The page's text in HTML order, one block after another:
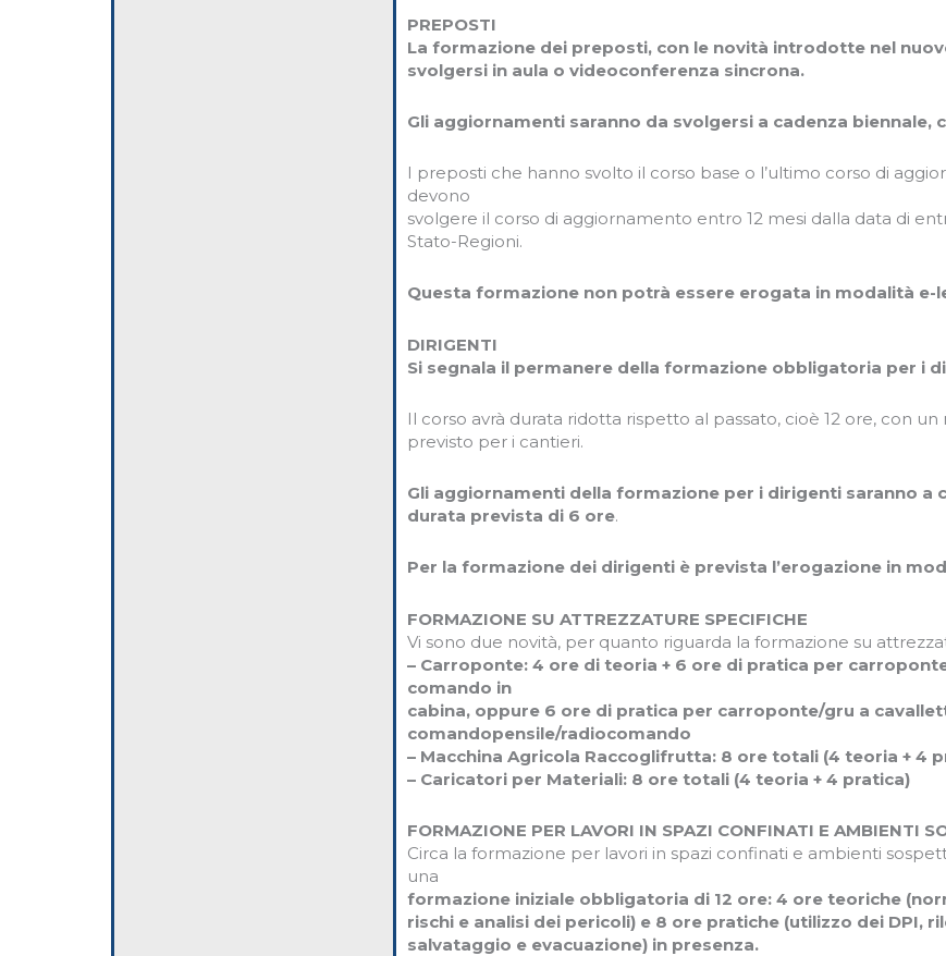
PREPOSTI
La formazione dei preposti, con le novità introdotte nel
svolgersi in aula o videoconferenza sincrona.
Gli aggiornamenti saranno da svolgersi a cadenza biennale,
I preposti che hanno svolto il corso base o l’ultimo corso di
devono
svolgere il corso di aggiornamento entro 12 mesi dalla data di
Stato-Regioni.
Questa formazione non potrà essere erogata in modalità e-
DIRIGENTI
Si segnala il permanere della formazione obbligatoria per i
Il corso avrà durata ridotta rispetto al passato, cioè 12 ore, con
previsto per i cantieri.
Gli aggiornamenti della formazione per i dirigenti saranno a
durata prevista di 6 ore.
Per la formazione dei dirigenti è prevista l’erogazione in
FORMAZIONE SU ATTREZZATURE SPECIFICHE
Vi sono due novità, per quanto riguarda la formazione su
– Carroponte: 4 ore di teoria + 6 ore di pratica per
comando in
cabina, oppure 6 ore di pratica per carroponte/gru a
comandopensile/radiocomando
– Macchina Agricola Raccoglifrutta: 8 ore totali (4 teoria + 4
– Caricatori per Materiali: 8 ore totali (4 teoria + 4 pratica)
FORMAZIONE PER LAVORI IN SPAZI CONFINATI E AMBIENTI
Circa la formazione per lavori in spazi confinati e ambienti
una
formazione iniziale obbligatoria di 12 ore: 4 ore teoriche
rischi e analisi dei pericoli) e 8 ore pratiche (utilizzo dei DPI,
salvataggio e evacuazione) in presenza.